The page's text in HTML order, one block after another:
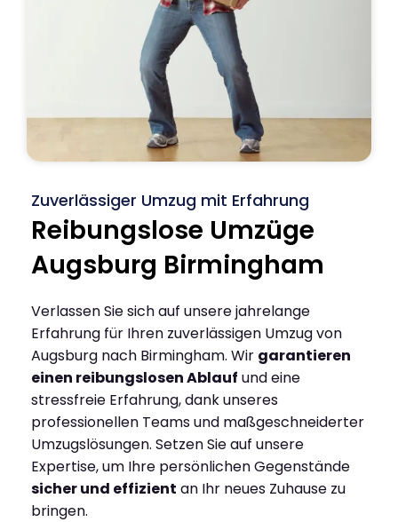
Zuverlässiger Umzug mit Erfahrung
Reibungslose Umzüge
Augsburg Birmingham
Verlassen Sie sich auf unsere jahrelange
Erfahrung für Ihren zuverlässigen Umzug von
Augsburg nach Birmingham. Wir garantieren
einen reibungslosen Ablauf und eine
stressfreie Erfahrung, dank unseres
professionellen Teams und maßgeschneiderter
Umzugslösungen. Setzen Sie auf unsere
Expertise, um Ihre persönlichen Gegenstände
sicher und effizient an Ihr neues Zuhause zu
bringen.